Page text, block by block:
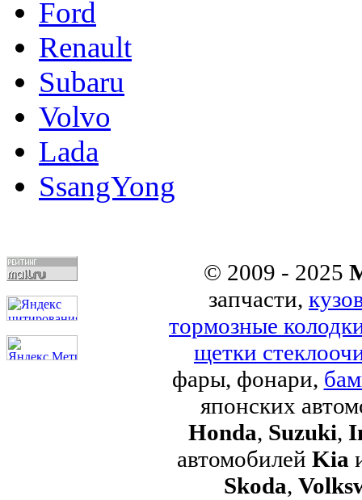
Ford
Renault
Subaru
Volvo
Lada
SsangYong
© 2009 - 2025
запчасти,
тормозные
щетки
фары, фонари,
японских
Honda, Suzuki,
автомобилей Kia
Skoda,